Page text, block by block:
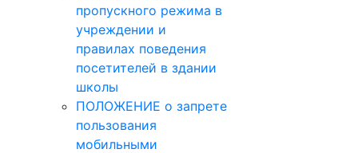
пропускного режима в
учреждении и
правилах поведения
посетителей в здании
школы
ПОЛОЖЕНИЕ о запрете
пользования
мобильными